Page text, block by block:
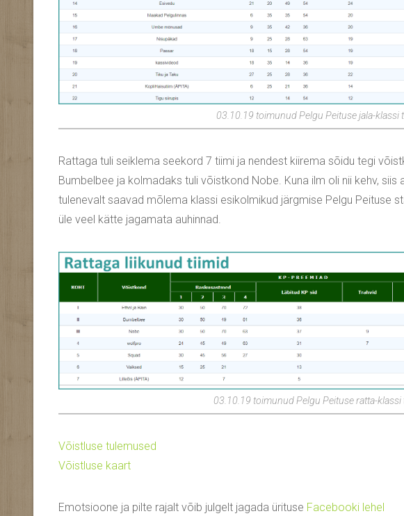
03.10.19 toimunud Pelgu Peituse jala-klassi
Rattaga tuli seiklema seekord 7 tiimi ja nendest kiirema sõidu tegi
Bumbelbee ja kolmadaks tuli võistkond Nobe. Kuna ilm oli nii kehv,
tulenevalt saavad mõlema klassi esikolmikud järgmise Pelgu Peituse
üle veel kätte jagamata auhinnad.
03.10.19 toimunud Pelgu Peituse ratta-klassi
Võistluse tulemused
Võistluse kaart
Emotsioone ja pilte rajalt võib julgelt jagada ürituse Facebooki lehel